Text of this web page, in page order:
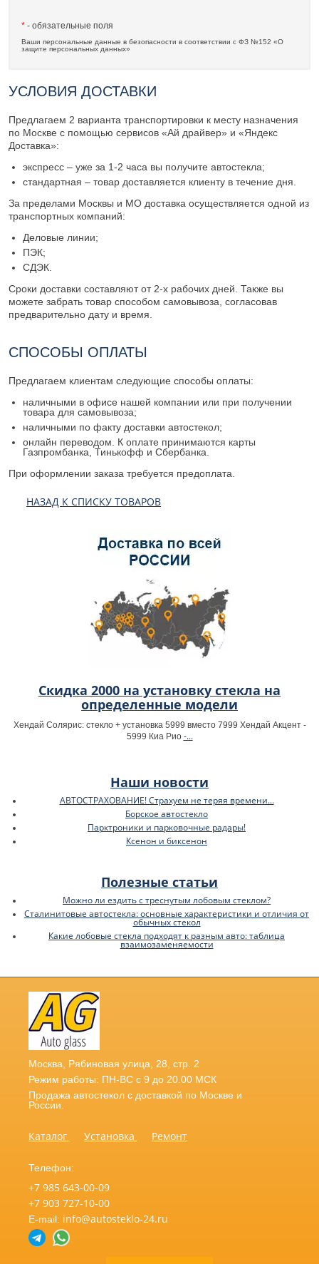
* - обязательные поля
Ваши персональные данные в безопасности в соответствии с ФЗ №152 «О
защите персональных данных»
УСЛОВИЯ ДОСТАВКИ
Предлагаем 2 варианта транспортировки к месту назначения
по Москве с помощью сервисов «Ай драйвер» и «Яндекс
Доставка»:
экспресс – уже за 1-2 часа вы получите автостекла;
стандартная – товар доставляется клиенту в течение дня.
За пределами Москвы и МО доставка осуществляется одной из
транспортных компаний:
Деловые линии;
ПЭК;
СДЭК.
Сроки доставки составляют от 2-х рабочих дней. Также вы
можете забрать товар способом самовывоза, согласовав
предварительно дату и время.
СПОСОБЫ ОПЛАТЫ
Предлагаем клиентам следующие способы оплаты:
наличными в офисе нашей компании или при получении
товара для самовывоза;
наличными по факту доставки автостекол;
онлайн переводом. К оплате принимаются карты
Газпромбанка, Тинькофф и Сбербанка.
При оформлении заказа требуется предоплата.
НАЗАД К СПИСКУ ТОВАРОВ
Скидка 2000 на установку стекла на
определенные модели
Хендай Солярис: стекло + установка 5999 вместо 7999 Хендай Акцент -
5999 Киа Рио -...
Наши новости
АВТОСТРАХОВАНИЕ! Страхуем не теряя времени...
Борское автостекло
Парктроники и парковочные радары!
Ксенон и биксенон
Полезные статьи
Можно ли ездить с треснутым лобовым стеклом?
Сталинитовые автостекла: основные характеристики и отличия от
обычных стекол
Какие лобовые стекла подходят к разным авто: таблица
взаимозаменяемости
Москва, Рябиновая улица, 28, стр. 2
Режим работы: ПН-ВС с 9 до 20.00 МСК
Продажа автостекол с доставкой по Москве и
России.
Каталог Установка Ремонт
Телефон:
+7 985 643-00-09
+7 903 727-10-00
E-mail: info@autosteklo-24.ru